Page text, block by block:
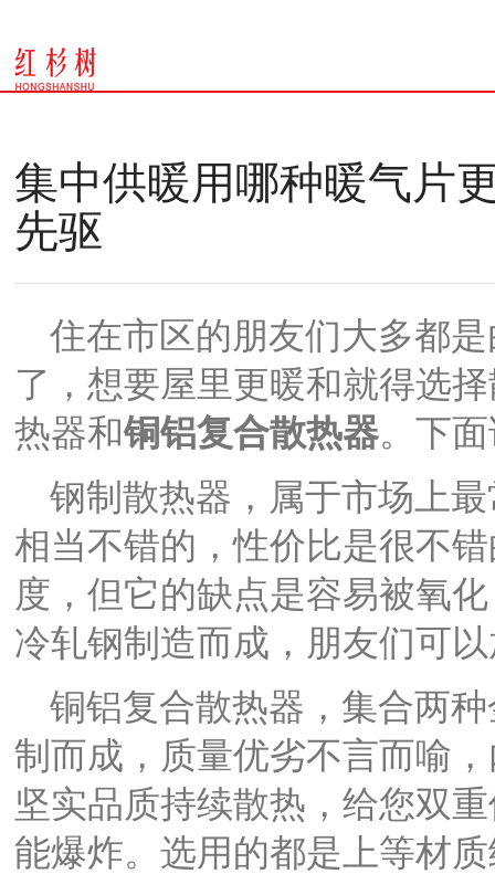
集中供暖用哪种暖气片
先驱
住在市区的朋友们大多都是
了，想要屋里更暖和就得选
热器和铜铝复合散热器。下
钢制散热器，属于市场上最
相当不错的，性价比是很不
度，但它的缺点是容易被氧
冷轧钢制造而成，朋友们可
铜铝复合散热器，集合两种
制而成，质量优劣不言而喻
坚实品质持续散热，给您双
能爆炸。选用的都是上等材